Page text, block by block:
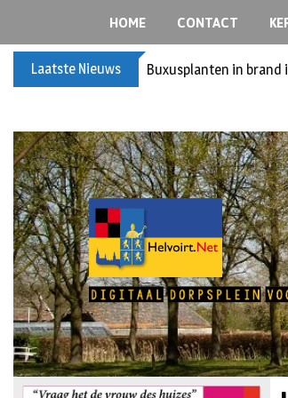
HOME CONTACT
Laatste Nieuws Buxusplanten in brand